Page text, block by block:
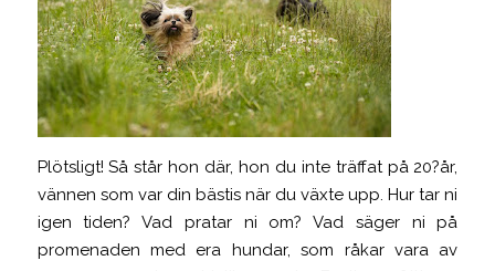
Plötsligt! Så står hon där, hon du inte träffat på 20?år,
vännen som var din bästis när du växte upp. Hur tar ni
igen tiden? Vad pratar ni om? Vad säger ni på
promenaden med era hundar, som råkar vara av